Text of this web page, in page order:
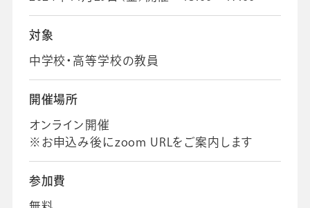
ビジネスツール事業
対象
中学校・高等学校の教員
開催場所
オンライン開催
※お申込み後にzoom URLをご案内します
参加費